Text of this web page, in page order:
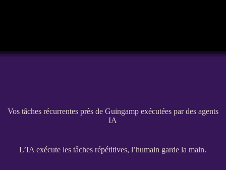
Vos tâches récurrentes près de Guingamp exécutées par des agents
IA
L’IA exécute les tâches répétitives, l’humain garde la main.